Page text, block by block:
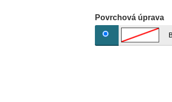
Povrchová úprava